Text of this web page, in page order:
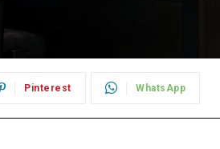
Pinterest WhatsApp